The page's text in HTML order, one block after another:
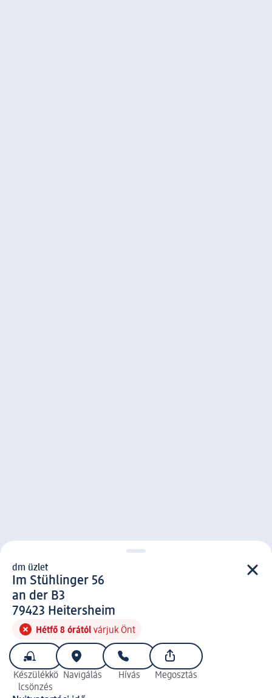
d m üzlet
dm üzlet
Im Stühlinger 56
an der B3
7 9 4 2 3
79423 Heitersheim
Hétfő 8 órától várjuk Önt
Készülékkö
lcsönzés
Navigálás Hívás Megosztás